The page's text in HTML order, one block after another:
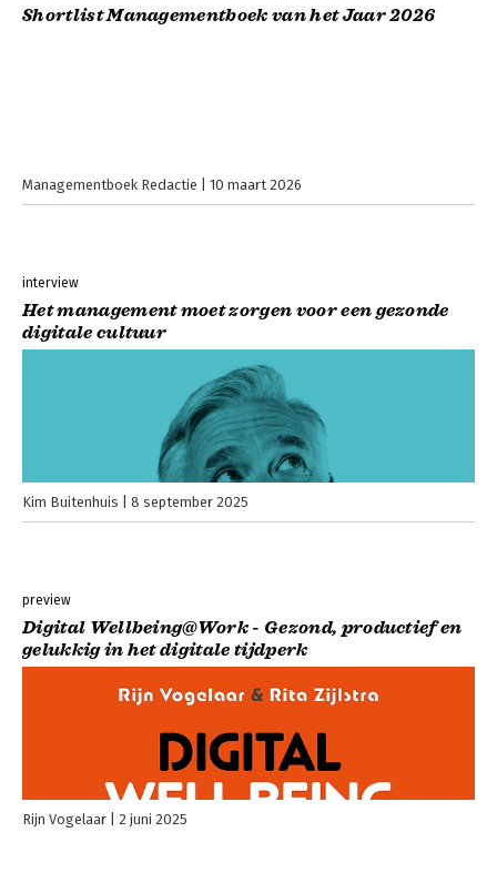
Shortlist Managementboek van het Jaar 2026
Managementboek Redactie 10 maart 2026
interview
Het management moet zorgen voor een gezonde
digitale cultuur
Kim Buitenhuis 8 september 2025
preview
Digital Wellbeing@Work - Gezond, productief en
gelukkig in het digitale tijdperk
Rijn Vogelaar 2 juni 2025